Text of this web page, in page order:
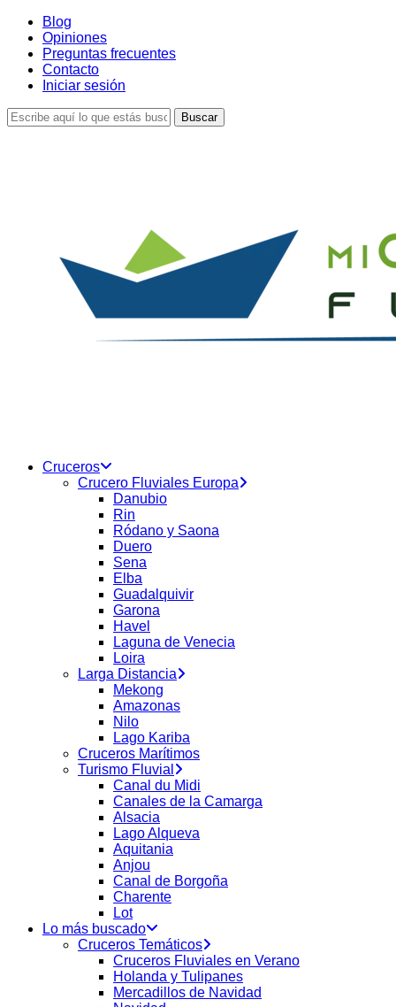
Skip
main
content
Blog
Opiniones
Preguntas frecuentes
Contacto
Iniciar sesión
Buscar
buscar
Menu Cruceros
Crucero Fluviales Europa
Danubio
Rin
Ródano y Saona
Duero
Sena
Elba
Guadalquivir
Garona
Havel
Laguna de Venecia
Loira
Larga Distancia
Mekong
Amazonas
Nilo
Lago Kariba
Cruceros Marítimos
Turismo Fluvial
Canal du Midi
Canales de la Camarga
Alsacia
Lago Alqueva
Aquitania
Anjou
Canal de Borgoña
Charente
Lot
Lo más buscado
Cruceros Temáticos
Cruceros Fluviales en Verano
Holanda y Tulipanes
Mercadillos de Navidad